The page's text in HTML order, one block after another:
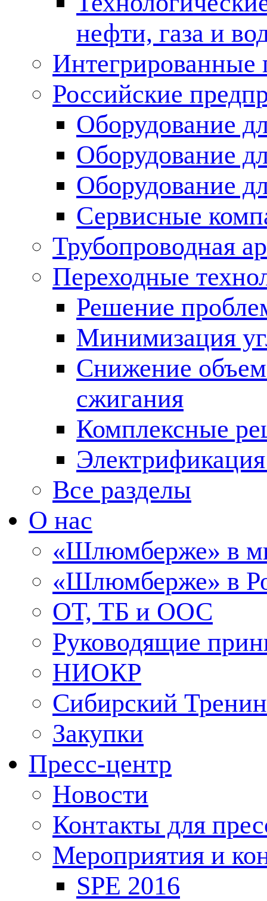
нефти, газа и
Российские
Оборудование
Оборудование
Оборудование
Сервисные
Трубопроводная
Переходные
Решение
Минимизация
Снижение
сжигания
Комплексные
Все разделы
О нас
«Шлюмберже» в
«Шлюмберже» в
ОТ, ТБ и ООС
Руководящие
НИОКР
Сибирский
Закупки
Пресс-центр
Новости
Контакты для
Мероприятия и
SPE 2016